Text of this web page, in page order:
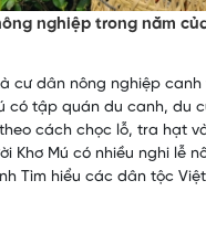
nghiệp trong năm
cư dân nông nghiệp
có tập quán du canh, du
cách chọc lỗ, tra hạt
Khơ Mú có nhiều nghi lễ
Tìm hiểu các dân tộc